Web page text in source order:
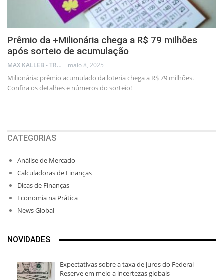
Prêmio da +Milionária chega a R$ 79 milhões
após sorteio de acumulação
MAX KALLEB - TRADER maio 8, 2025
Milionária: prêmio acumulado da loteria chega a R$ 79 milhões.
Confira os detalhes e números do sorteio!
CATEGORIAS
Análise de Mercado
Calculadoras de Finanças
Dicas de Finanças
Economia na Prática
News Global
NOVIDADES
Expectativas sobre a taxa de juros do Federal
Reserve em meio a incertezas globais